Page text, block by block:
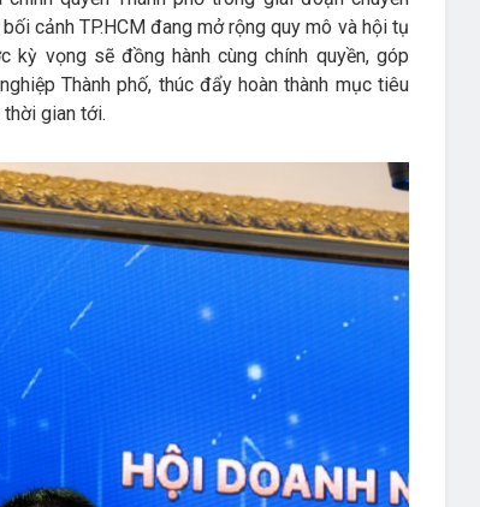
cảnh TP.HCM đang mở rộng quy mô và hội tụ
kỳ vọng sẽ đồng hành cùng chính quyền, góp
Thành phố, thúc đẩy hoàn thành mục tiêu
gian tới.